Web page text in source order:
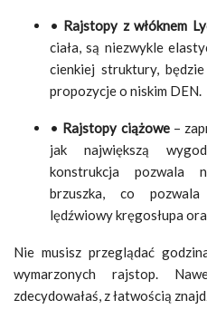
• Rajstopy z włóknem
ciała, są niezwykle
cienkiej struktury,
propozycje o niskim DEN.
• Rajstopy ciążowe–
jak największą
konstrukcja pozwala
brzuszka, co
lędźwiowy kręgosłupa
Nie musisz przeglądać
wymarzonych rajstop.
zdecydowałaś, z łatwością